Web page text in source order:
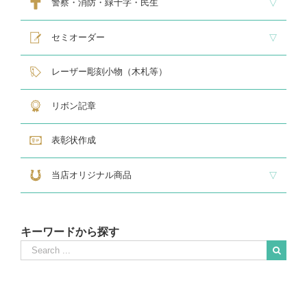
警察・消防・緑十字・民生
レリーフ交換式各種
民生・緑十字専用楯
自衛隊専用
警察消防関連メダル
セミオーダー
サンドブラスト
レーザー彫刻楯
フルカラーダイレクトプリント
インクジェットプリントエポ
オリジナル木札
レーザー彫刻小物（木札等）
リボン記章
表彰状作成
当店オリジナル商品
キーワードから探す
Search
for: